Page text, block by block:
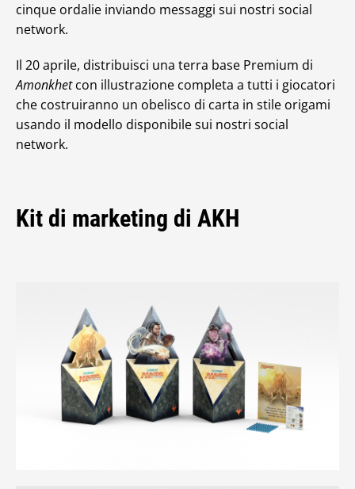
cinque ordalie inviando messaggi sui nostri social
network.
Il 20 aprile, distribuisci una terra base Premium di
Amonkhetcon illustrazione completa a tutti i giocatori
che costruiranno un obelisco di carta in stile origami
usando il modello disponibile sui nostri social
network.
Kit di marketing di AKH